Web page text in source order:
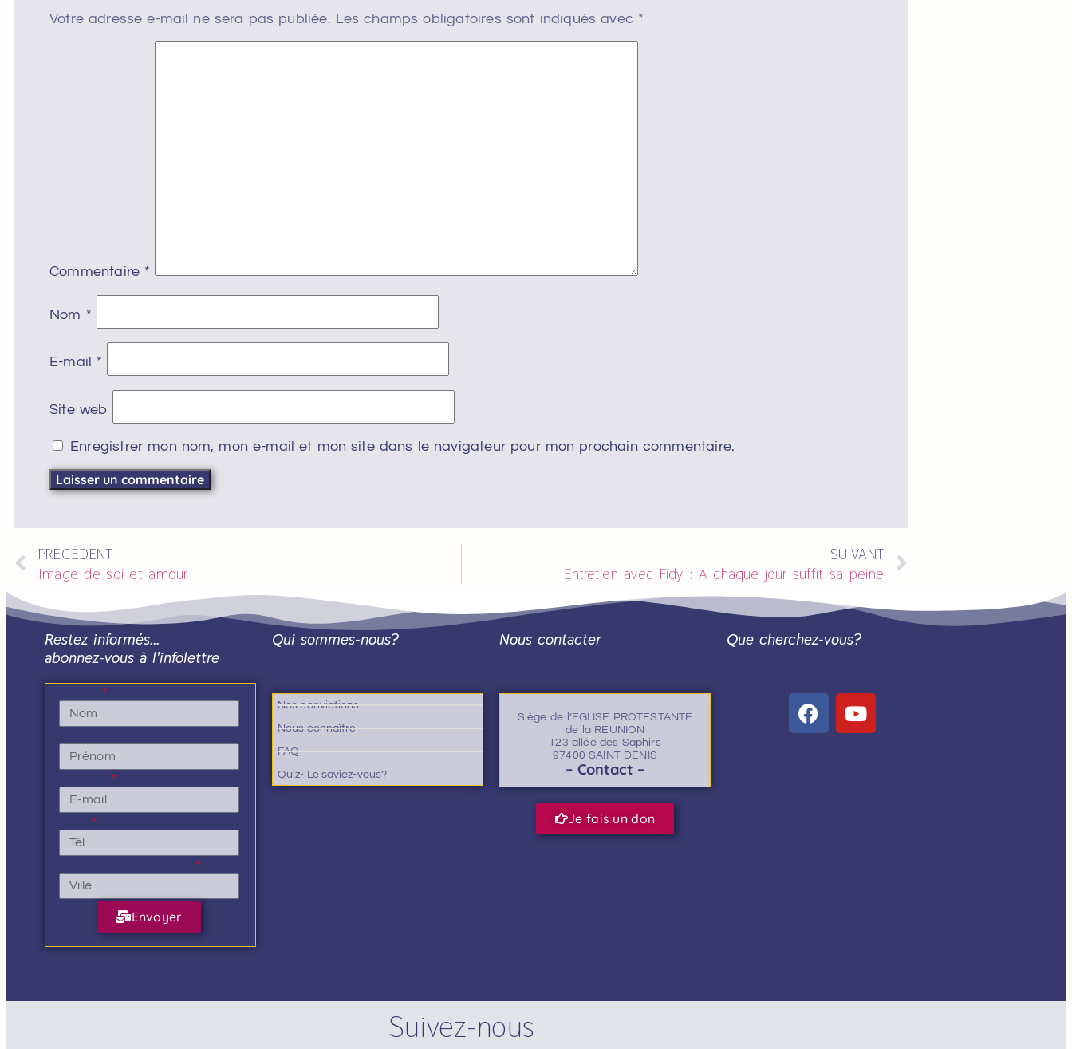
Votre adresse e-mail ne sera pas publiée. Les champs obligatoires sont indiqués avec *
Commentaire *
Nom *
E-mail *
Site web
Enregistrer mon nom, mon e-mail et mon site dans le navigateur pour mon prochain commentaire.
PRÉCÉDENT
Image de soi et amour
SUIVANT
Entretien avec Fidy : A chaque jour suffit sa peine
Restez informés…
abonnez-vous à l'infolettre
Envoyer
Qui sommes-nous?
Nos convictions
Nous connaître
FAQ
Quiz- Le saviez-vous?
Nous contacter
Siège de l’EGLISE PROTESTANTE
de la REUNION
123 allée des Saphirs
97400 SAINT DENIS
– Contact –
Je fais un don
Que cherchez-vous?
Suivez-nous